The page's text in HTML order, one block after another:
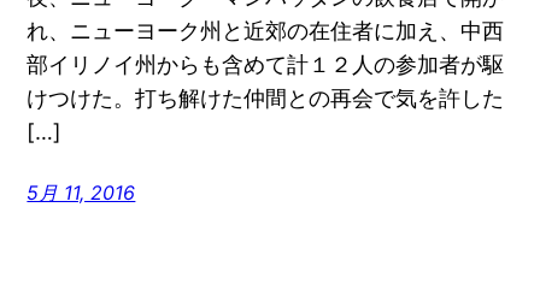
れ、ニューヨーク州と近郊の在住者に加え、中西
部イリノイ州からも含めて計１２人の参加者が駆
けつけた。打ち解けた仲間との再会で気を許した
[…]
5月 11, 2016